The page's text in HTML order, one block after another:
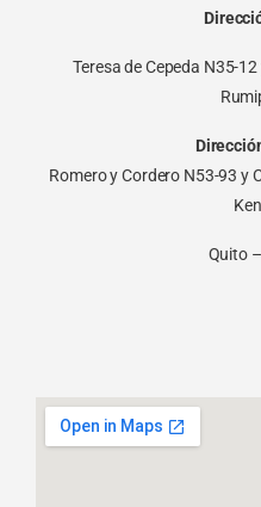
Teresa de Cepeda N35-
Romero y Cordero N53-93 y
Quito